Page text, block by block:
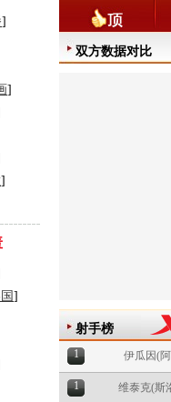
]
]
]
]
双方数据对比
射手榜
1 伊瓜因(
1 维泰克(斯